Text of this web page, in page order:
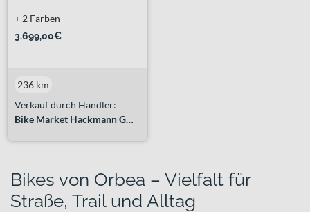
3.699,00€
+ 2 Farben
Verkauf durch Händler:
Bike Market Hackmann GmbH
236 km
Bikes von Orbea – Vielfalt für
Straße, Trail und Alltag